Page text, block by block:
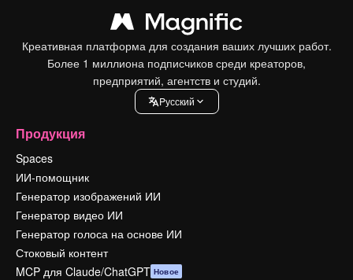
Креативная платформа для создания ваших лучших работ.
Более 1 миллиона подписчиков среди креаторов,
предприятий, агентств и студий.
Pусский
Продукция
Spaces
ИИ-помощник
Генератор изображений ИИ
Генератор видео ИИ
Генератор голоса на основе ИИ
Стоковый контент
MCP для Claude/ChatGPT Новое